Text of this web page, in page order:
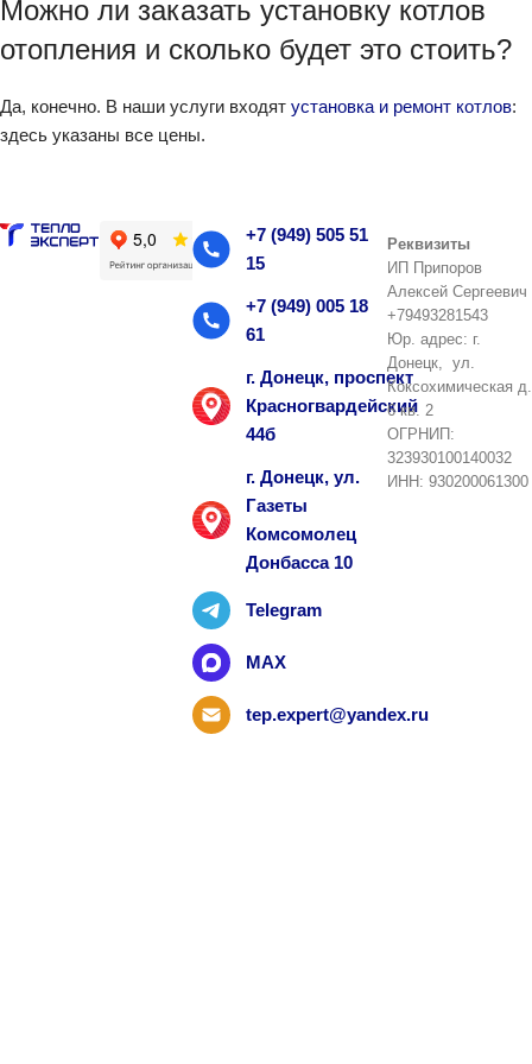
Можно ли заказать установку котлов
отопления и сколько будет это стоить?
Да, конечно. В наши услуги входят установка и ремонт котлов:
здесь указаны все цены.
+7 (949) 505 51
15
+7 (949) 005 18
61
г. Донецк, проспект
Красногвардейский
44б
г. Донецк, ул.
Газеты
Комсомолец
Донбасса 10
Telegram
MAX
tep.expert@yandex.ru
Реквизиты
ИП Припоров
Алексей Сергеевич
+79493281543
Юр. адрес: г.
Донецк, ул.
Коксохимическая д.
6 кв. 2
ОГРНИП:
323930100140032
ИНН: 930200061300